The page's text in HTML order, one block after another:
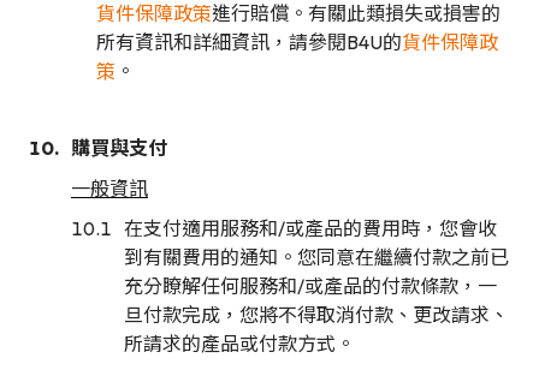
貨件保障政策進行賠償。有關此類損失或損害的
所有資訊和詳細資訊，請參閱B4U的貨件保障政
策 。
購買與支付
一般資訊
在支付適用服務和/或產品的費用時，您會收
到有關費用的通知。您同意在繼續付款之前已
充分瞭解任何服務和/或產品的付款條款，一
旦付款完成，您將不得取消付款、更改請求、
所請求的產品或付款方式。